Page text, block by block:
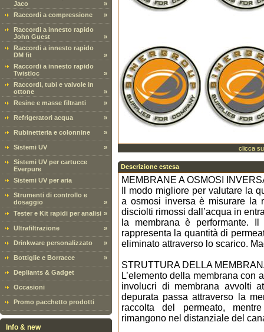
Jaco
»
Raccordi a compressione
»
Raccordi a innesto rapido
John Guest
»
Raccordi a innesto rapido
DM fit
»
Raccordi a innesto rapido
Twistloc
»
Raccordi, tubi e valvole in
ottone
»
Resine e masse filtranti
»
Refrigeratori acqua »
Rubinetteria e colonnine »
Sistemi UV »
Sistemi UV per cartucce
Everpure
Sistemi UV per aria
Strumenti di controllo e
dosaggio
»
Tester e Kit rapidi per analisi »
Ultrafiltrazione »
Drinkware personalizzato »
Bottiglie e Borracce »
Depliants & Gadget
Occasioni
Promo pacchetto prodotti
Info & new
clicca
Descrizione estesa
MEMBRANE A OSMOSI
Il modo migliore per valutare la
a osmosi inversa è misurare la
disciolti rimossi dall’acqua in
la membrana è performante.
rappresenta la quantità di
eliminato attraverso lo scarico.
STRUTTURA DELLA
L’elemento della membrana
involucri di membrana avvolti
depurata passa attraverso la
raccolta del permeato,
rimangono nel distanziale del